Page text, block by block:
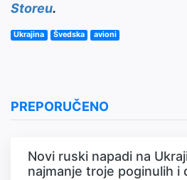
Storeu.
Ukrajina Švedska avioni
PREPORUČENO
Novi ruski napadi na
najmanje troje poginulih i